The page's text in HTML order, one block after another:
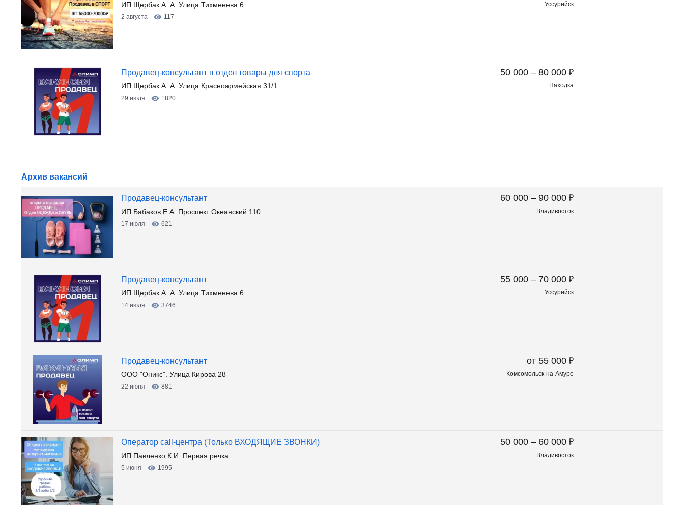
Уссурийск
ИП Щербак А. А. Улица Тихменева 6
2 августа 117
50 000 – 80 000 ₽
Находка
Продавец-консультант в отдел товары для спорта
ИП Щербак А. А. Улица Красноармейская 31/1
29 июля 1820
Архив вакансий
60 000 – 90 000 ₽
Владивосток
Продавец-консультант
ИП Бабаков Е.А. Проспект Океанский 110
17 июля 621
55 000 – 70 000 ₽
Уссурийск
Продавец-консультант
ИП Щербак А. А. Улица Тихменева 6
14 июля 3746
от 55 000 ₽
Комсомольск-на-Амуре
Продавец-консультант
ООО "Оникс". Улица Кирова 28
22 июня 881
50 000 – 60 000 ₽
Владивосток
Оператор call-центра (Только ВХОДЯЩИЕ ЗВОНКИ)
ИП Павленко К.И. Первая речка
5 июня 1995